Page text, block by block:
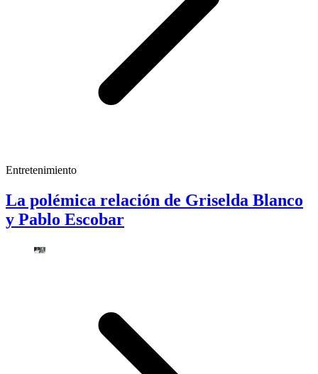
Entretenimiento
La polémica relación de Griselda Blanco
y Pablo Escobar